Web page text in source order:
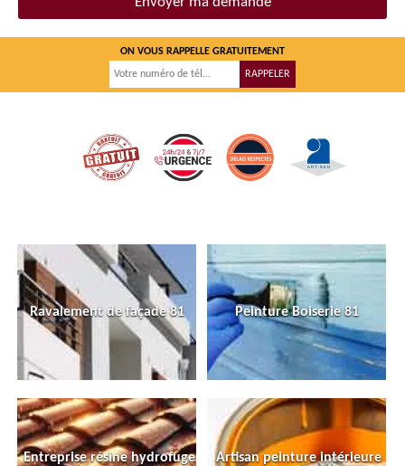
ON VOUS RAPPELLE GRATUITEMENT
Ravalement de façade 81 Peinture Boiserie 81
Entreprise résine hydrofuge
Artisan peinture intérieure